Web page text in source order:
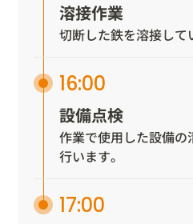
溶接作業
切断した鉄を溶接して
16:00
設備点検
作業で使用した設備の
行います。
17:00